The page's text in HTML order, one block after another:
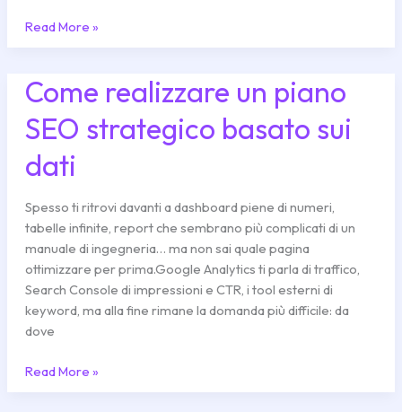
Read More »
Come realizzare un piano
SEO strategico basato sui
dati
Spesso ti ritrovi davanti a dashboard piene di numeri,
tabelle infinite, report che sembrano più complicati di un
manuale di ingegneria… ma non sai quale pagina
ottimizzare per prima.Google Analytics ti parla di traffico,
Search Console di impressioni e CTR, i tool esterni di
keyword, ma alla fine rimane la domanda più difficile: da
dove
Come
realizzare
un
piano
SEO
basato
sui
dati
Read More »